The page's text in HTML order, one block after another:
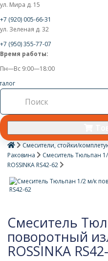
ул. Мира д. 15
+7 (920) 005-66-31
ул. Зеленая д. 32
+7 (950) 355-77-07
Время работы:
Пн—Вс 9:00—18:00
Смесители, стойки/
Раковина
Смеситель Тюльпан
ROSSINKA RS42-62
Смеситель
поворотный
ROSSINKA